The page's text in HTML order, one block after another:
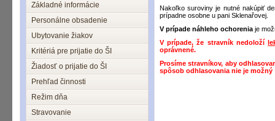
Základné informácie
Personálne obsadenie
Ubytovanie žiakov
Kritériá pre prijatie do ŠI
Žiadosť o prijatie do ŠI
Prehľad činnosti
Režim dňa
Stravovanie
Nakoľko suroviny je nutné nakúpiť
prípadne osobne u pani Sklenařovej.
V prípade náhleho ochorenia je
V prípade, že stravník nedoloží
oprávnené.
Prosíme stravníkov, aby
spôsob odhlasovania nie je